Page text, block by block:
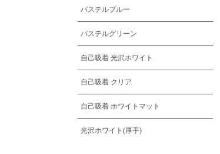
パステルブルー
パステルグリーン
自己吸着 光沢ホワイト
自己吸着 クリア
自己吸着 ホワイトマット
光沢ホワイト(厚手)